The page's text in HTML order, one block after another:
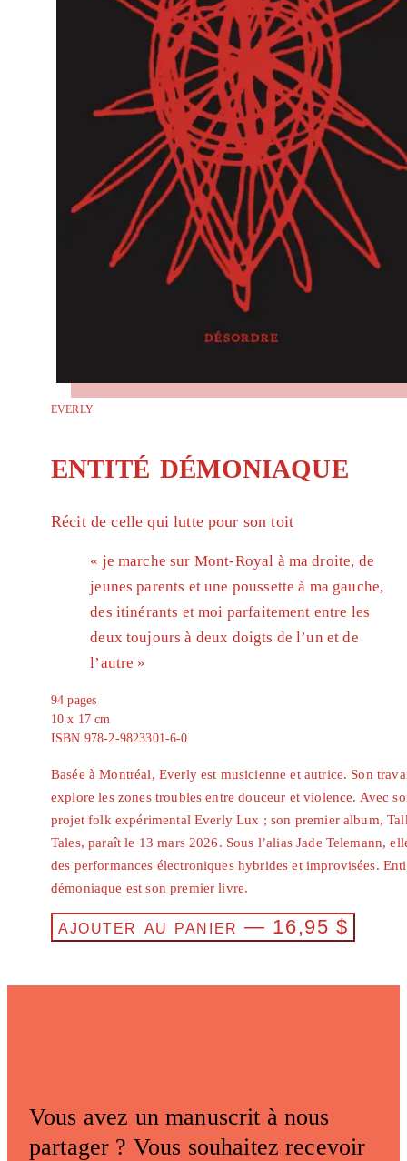
everly
entité démoniaque
Récit de celle qui lutte pour son toit
« je marche sur Mont-Royal à ma droite, de
jeunes parents et une poussette à ma gauche,
des itinérants et moi parfaitement entre les
deux toujours à deux doigts de l’un et de
l’autre »
94 pages
10 x 17 cm
ISBN 978-2-9823301-6-0
Basée à Montréal, Everly est musicienne et autrice. Son
explore les zones troubles entre douceur et violence. Avec
projet folk expérimental Everly Lux ; son premier album,
Tales, paraît le 13 mars 2026. Sous l’alias Jade Telemann,
des performances électroniques hybrides et improvisées.
démoniaque est son premier livre.
ajouter au panier — 16,95 $
Vous avez un manuscrit à nous
partager ? Vous souhaitez recevoir